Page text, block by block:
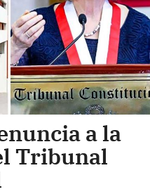
a la
Tribunal